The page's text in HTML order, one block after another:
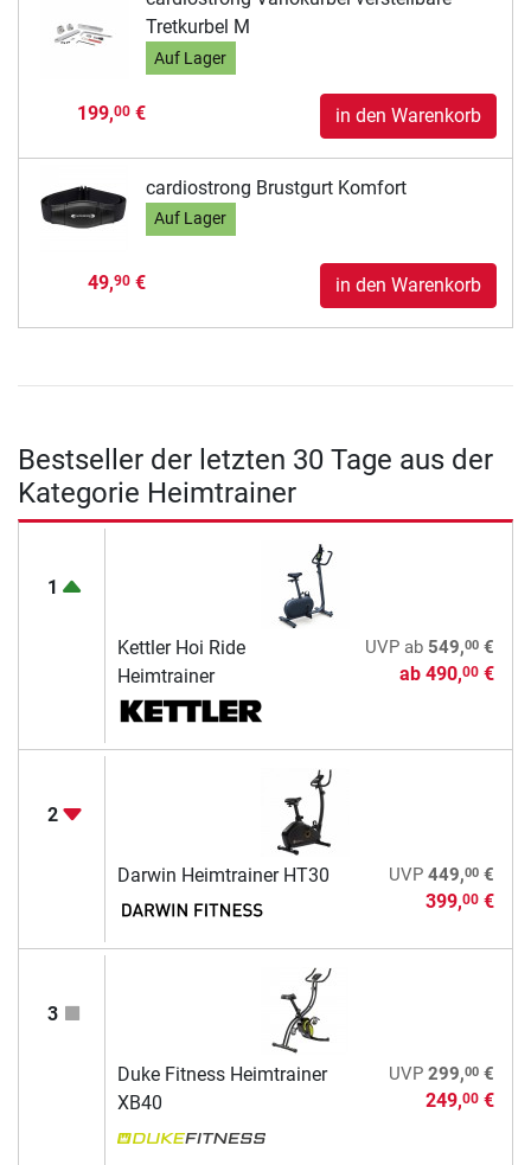
Tretkurbel M
Auf Lager
199,00€ in den Warenkorb
cardiostrong Brustgurt Komfort
Auf Lager
49,90€ in den Warenkorb
Bestseller der letzten 30 Tage aus der
Kategorie Heimtrainer
1
Kettler Hoi Ride
Heimtrainer
UVPab 549,00€
ab 490,00€
2
Darwin Heimtrainer HT30 UVP 449,00€
399,00€
3
Duke Fitness Heimtrainer
XB40
UVP 299,00€
249,00€